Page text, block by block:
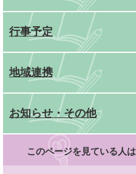
行事予定
地域連携
お知らせ・その他
このページを見ている人は